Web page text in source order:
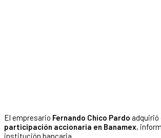
El empresario Fernando Chico Pardo adquirió
participación accionaria en Banamex,
institución bancaria.